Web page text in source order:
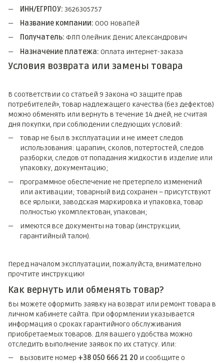
ИНН/ЕГРПОУ: 3626305757
Название компании: ООО НоваПей
Получатель: ФЛП Олейник Денис Александрович
Назначение платежа: Оплата интернет-заказа
Условия возврата или замены товара
В соответствии со статьей 9 Закона «О защите прав
потребителей», товар надлежащего качества (без дефектов)
можно обменять или вернуть в течение 14 дней, не считая
дня покупки, при соблюдении следующих условий:
товар не был в эксплуатации и не имеет следов
использования: царапин, сколов, потертостей, следов
разборки, следов от попадания жидкости в изделие или
упаковку, документацию;
программное обеспечение не претерпело изменений
или активации; товарный вид сохранен – присутствуют
все ярлыки, заводская маркировка и упаковка, товар
полностью укомплектован, упакован;
имеются все документы на товар (инструкции,
гарантийный талон).
Перед началом эксплуатации, пожалуйста, внимательно
прочтите инструкцию!
Как вернуть или обменять товар?
Вы можете оформить заявку на возврат или ремонт товара в
личном кабинете сайта. При оформлении указывается
информация о сроках гарантийного обслуживания
приобретаемых товаров. Для вашего удобства можно
отследить выполнение заявок по их статусу. Или:
вызовите номер +38 050 666 21 20 и сообщите о